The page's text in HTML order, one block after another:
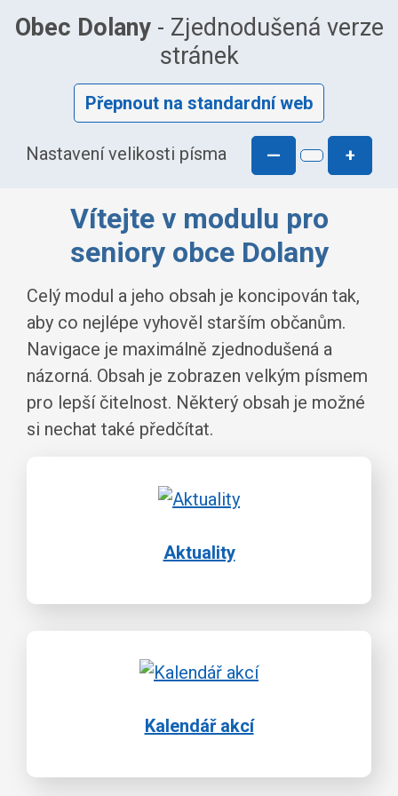
Obec Dolany- Zjednodušená verze
stránek
Přepnout na standardní web
Nastavení velikosti písma — +
Vítejte v modulu pro
seniory obce Dolany
Celý modul a jeho obsah je koncipován tak,
aby co nejlépe vyhověl starším občanům.
Navigace je maximálně zjednodušená a
názorná. Obsah je zobrazen velkým písmem
pro lepší čitelnost. Některý obsah je možné
si nechat také předčítat.
Aktuality
Kalendář akcí